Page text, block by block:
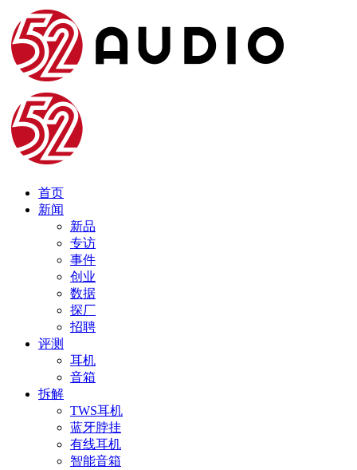
首页
新闻
新品
专访
事件
创业
数据
探厂
招聘
评测
耳机
音箱
拆解
TWS耳机
蓝牙脖挂
有线耳机
智能音箱